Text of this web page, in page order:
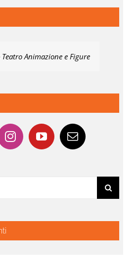
Teatro Animazione e Figure